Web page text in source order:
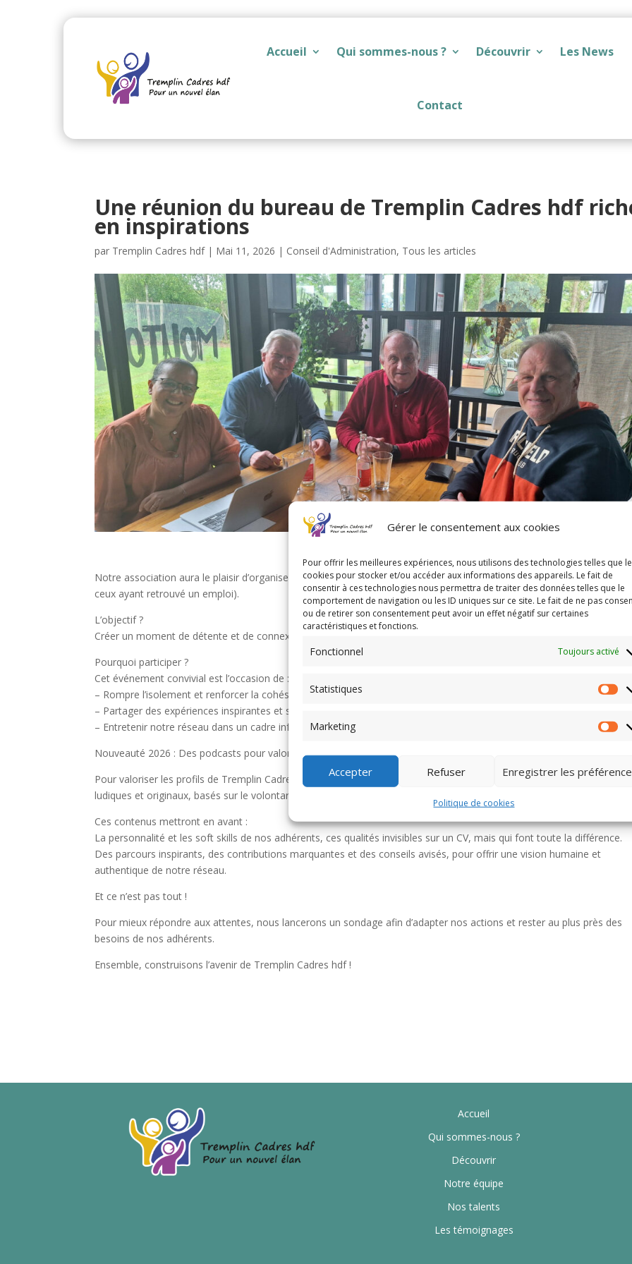
Gérer le consentement aux cookies
Pour offrir les meilleures expériences, nous utilisons des technologies telles que
cookies pour stocker et/ou accéder aux informations des appareils. Le fait de
consentir à ces technologies nous permettra de traiter des données telles que le
comportement de navigation ou les ID uniques sur ce site. Le fait de ne pas
ou de retirer son consentement peut avoir un effet négatif sur certaines
caractéristiques et fonctions.
Fonctionnel Toujours activé
Statistiques
Marketing
Accepter Refuser Enregistrer les
Politique de cookies
Accueil Qui sommes-nous ? Découvrir Les News
Contact
Une réunion du bureau de Tremplin Cadres hdf
en inspirations
par Tremplin Cadres hdf| Mai 11, 2026 | Conseil d'Administration, Tous les articles
Notre association aura le plaisir d’organiser un afterwork exclusif, réservé à ses adhérents actuels et anciens (y
ceux ayant retrouvé un emploi).
L’objectif ?
Créer un moment de détente et de connexion, loin du cadre traditionnel de la recherche d’emploi.
Pourquoi participer ?
Cet événement convivial est l’occasion de :
– Rompre l’isolement et renforcer la cohésion de notre communauté.
– Partager des expériences inspirantes et stimuler de nouvelles synergies.
– Entretenir notre réseau dans un cadre informel, sous le signe de la bonne humeur et du partage.
Nouveauté 2026 : Des podcasts pour valoriser nos adhérents !
Pour valoriser les profils de Tremplin Cadres hdf auprès des recruteurs, nous lancerons une série de podcasts vidéo,
ludiques et originaux, basés sur le volontariat, diffusés sur nos réseaux.
Ces contenus mettront en avant :
La personnalité et les soft skills de nos adhérents, ces qualités invisibles sur un CV, mais qui font toute la différence.
Des parcours inspirants, des contributions marquantes et des conseils avisés, pour offrir une vision humaine et
authentique de notre réseau.
Et ce n’est pas tout !
Pour mieux répondre aux attentes, nous lancerons un sondage afin d’adapter nos actions et rester au plus près des
besoins de nos adhérents.
Ensemble, construisons l’avenir de Tremplin Cadres hdf !
Accueil
Qui sommes-nous ?
Découvrir
Notre équipe
Nos talents
Les témoignages